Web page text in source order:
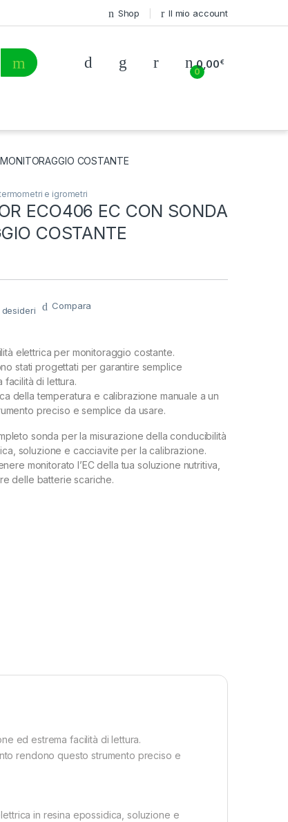
Shop Il mio account
0
0,00€
COSTANTE
e igrometri
ECO406 EC CON SONDA
COSTANTE
Compara
elettrica per monitoraggio costante.
stati progettati per garantire semplice
facilità di lettura.
della temperatura e calibrazione manuale a un
preciso e semplice da usare.
sonda per la misurazione della conducibilità
soluzione e cacciavite per la calibrazione.
monitorato l’EC della tua soluzione nutritiva,
delle batterie scariche.
ed estrema facilità di lettura.
rendono questo strumento preciso e
in resina epossidica, soluzione e